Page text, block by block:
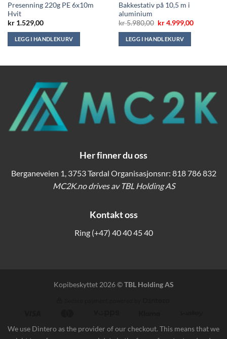
Presenning 220g PE 6x10m
Hvit
kr1.529,00
LEGG I HANDLEKURV
Bakkestativ på 10,5 m i
aluminium
kr5.980,00 Opprinnelig
var:
kr 5.980,00.
kr4.999,00
LEGG I HANDLEKURV
Her finner du oss
Berganeveien 1, 3753 Tørdal Organisasjonsnr: 818 786 832
MC2K.no drives av TBL Holding AS
Kontakt oss
Ring (+47) 40 40 45 40
Kopibeskyttet 2026 ©TBL Holding AS
We use Dintero as the provider of our checkout. This means that we